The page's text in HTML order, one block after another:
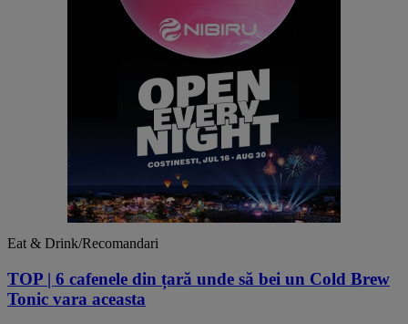
Eat & Drink/Recomandari
TOP | 6 cafenele din țară unde să bei un Cold Brew
Tonic vara aceasta